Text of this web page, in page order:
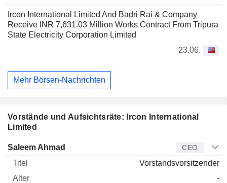
Ircon International Limited And Badri Rai & Company
Receive INR 7,631.03 Million Works Contract From Tripura
State Electricity Corporation Limited
23.06.
Mehr Börsen-Nachrichten
Vorstände und Aufsichtsräte: Ircon International
Limited
Manager Titel Alter
Saleem Ahmad CEO
Vorstandsvorsitzender
-